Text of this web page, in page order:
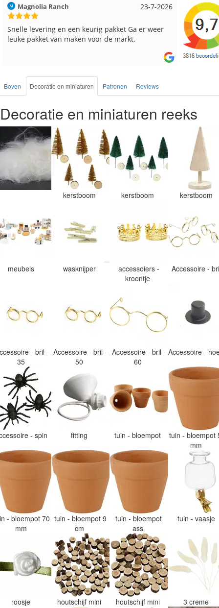
17-7-2026
Hilde uit Loyers
Reeds meerdere keren breigaren en breinaalden
besteld, altijd heel tevreden over de service.
Loes uit
Snelle
Boven Decoratie en miniaturen Patronen Reviews
Decoratie en miniaturen reeks
kerstboom kerstboom kerstboom
meubels wasknijper
accessoiers -
kroontje
Accessoire -
- bril -
35
Accessoire - bril -
50
Accessoire - bril -
60
Accessoire -
- spin fitting tuin - bloempot
tuin - bloempot
mm
- bloempot 70
mm
tuin - bloempot 9
cm
tuin - bloempot
ass
tuin - vaasje
roosje houtschijf mini houtschijf mini 3 creme